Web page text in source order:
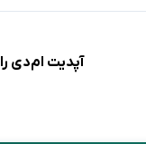
آپدیت ام‌دی